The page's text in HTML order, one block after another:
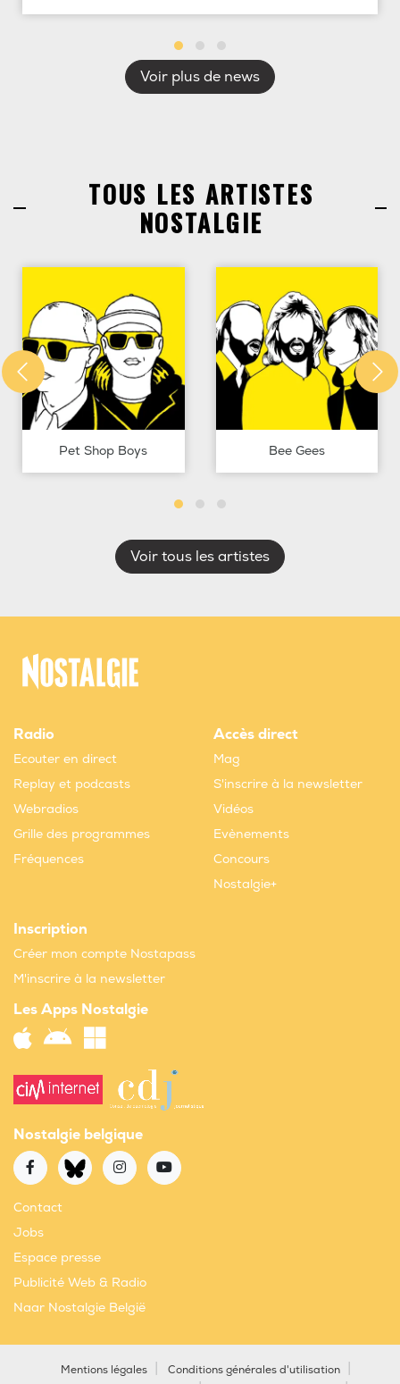
Voir plus de news
TOUS LES ARTISTES
NOSTALGIE
Pet Shop Boys Bee Gees
Voir tous les artistes
Radio
Ecouter en direct
Replay et podcasts
Webradios
Grille des programmes
Fréquences
Accès direct
Mag
S'inscrire à la newsletter
Vidéos
Evènements
Concours
Nostalgie+
Inscription
Créer mon compte Nostapass
M'inscrire à la newsletter
Les Apps Nostalgie
Nostalgie belgique
Contact
Jobs
Espace presse
Publicité Web & Radio
Naar Nostalgie België
Mentions légales
Conditions générales d'utilisation